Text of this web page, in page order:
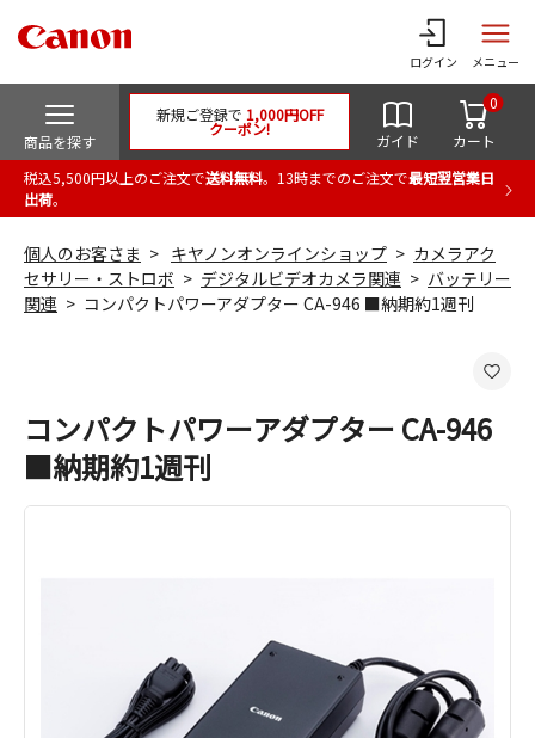
ログイン メニュー
商品を探す
新規ご登録で 1,000円OFF
クーポン!
ガイド カート
0
税込5,500円以上のご注文で送料無料。13時までのご注文で最短翌営業日
出荷。
個人のお客さま キヤノンオンラインショップ
カメラアク
セサリー・ストロボ
デジタルビデオカメラ関連
バッテリー
関連
コンパクトパワーアダプター CA-946 ■納期約1週刊
コンパクトパワーアダプター CA-946
■納期約1週刊